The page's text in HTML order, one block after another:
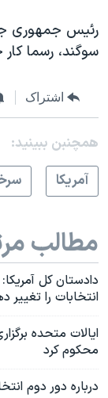
سوگند، رسما کار
اشتراک
همچنبن ببینید:
آمريکا
مطالب
دادستان کل
انتخابات را تغییر
ایالات متحده
محکوم کرد
درباره دور دوم